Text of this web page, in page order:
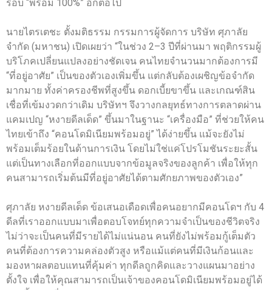
รอบ “พร้อม 100%” อีกต่อไป
นายไตรเตชะ ตั้งมติธรรม กรรมการผู้จัดการ บริษัท ศุภาลัย
จำกัด (มหาชน) เปิดเผยว่า “ในช่วง 2–3 ปีที่ผ่านมา พฤติกรรมผู้
บริโภคเปลี่ยนแปลงอย่างชัดเจน คนไทยจำนวนมากต้องการมี
“ที่อยู่อาศัย” เป็นของตัวเองเพิ่มขึ้น แต่กลับต้องเผชิญข้อจำกัด
มากมาย ทั้งค่าครองชีพที่สูงขึ้น ดอกเบี้ยขาขึ้น และเกณฑ์สิน
เชื่อที่เข้มงวดกว่าเดิม บริษัทฯ จึงวางกลยุทธ์ทางการตลาดผ่าน
แคมเปญ “หงายดีลเด็ด” ขึ้นมาในฐานะ “เครื่องมือ” ที่ช่วยให้คน
ไทยเข้าถึง “คอนโดมิเนียมพร้อมอยู่” ได้ง่ายขึ้น แม้จะยังไม่
พร้อมเต็มร้อยในด้านการเงิน โดยไม่ใช่แค่โปรโมชันระยะสั้น
แต่เป็นทางเลือกที่ออกแบบจากข้อมูลจริงของลูกค้า เพื่อให้ทุก
คนสามารถเริ่มต้นมีที่อยู่อาศัยได้ตามศักยภาพของตัวเอง”
ศุภาลัย หงายดีลเด็ด ข้อเสนอเดือดเพื่อคนอยากมีคอนโดฯ กับ 4
ดีลที่เราออกแบบมาเพื่อตอบโจทย์ทุกความจำเป็นของชีวิตจริง
ไม่ว่าจะเป็นคนที่มีรายได้ไม่แน่นอน คนที่ยังไม่พร้อมกู้เต็มตัว
คนที่ต้องการความคล่องตัวสูง หรือแม้แต่คนที่มีเงินก้อนและ
มองหาผลตอบแทนที่คุ้มค่า ทุกดีลถูกคิดและวางแผนมาอย่าง
ตั้งใจ เพื่อให้คุณสามารถเป็นเจ้าของคอนโดมิเนียมพร้อมอยู่ได้